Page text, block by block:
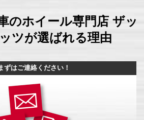
のホイール専門店 ザッ
ツが選ばれる理由
ずはご連絡ください！